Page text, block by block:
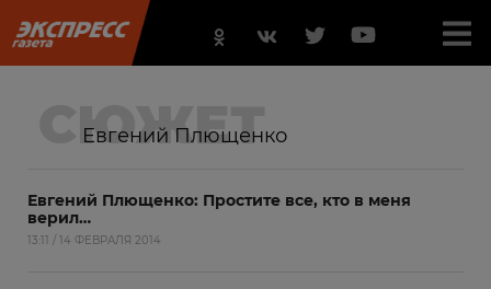
СЮЖЕТ
Евгений Плющенко
Евгений Плющенко: Простите все, кто в меня
верил…
13:11 / 14 ФЕВРАЛЯ 2014